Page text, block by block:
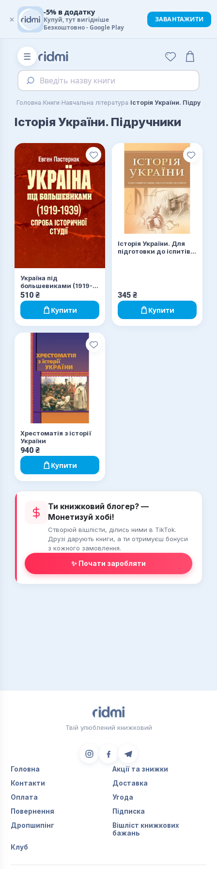
☰
Введіть назву книги
Головна›Книги›Навчальна література›Історія України.
Історія України. Підручники
Україна під
большевиками (1919-
1939). Спроба
історичної студії
510 ₴
Купити
Історія України. Для
підготовки до іспитів.
345 ₴
Купити
Хрестоматія з історії
України
940 ₴
Купити
Ти книжковий блогер? —
Монетизуй хобі!
Створюй вішлісти, ділись ними в TikTok.
Друзі дарують книги, а ти отримуєш бонуси
з кожного замовлення.
✨ Почати заробляти
Твій улюблений книжковий
Головна
Акції та знижки
Контакти
Доставка
Оплата
Угода
Повернення
Підписка
Дропшипінг
Вішліст книжкових
бажань
Клуб
×
-5% в додатку
Купуй, тут вигідніше
Безкоштовно - Google Play
ЗАВАНТАЖИТИ